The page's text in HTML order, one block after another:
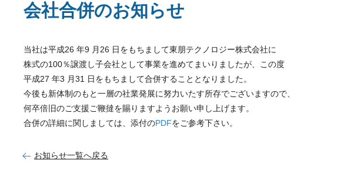
会社合併のお知らせ
当社は平成26 年9 月26 日をもちまして東朋テクノロジー株式会社に
株式の100％譲渡し子会社として事業を進めてまいりましたが、この度
平成27 年3 月31 日をもちまして合併することとなりました。
今後も新体制のもと一層の社業発展に努力いたす所存でございますので、
何卒倍旧のご支援ご鞭撻を賜りますようお願い申し上げます。
合併の詳細に関しましては、添付のPDFをご参考下さい。
お知らせ一覧へ戻る